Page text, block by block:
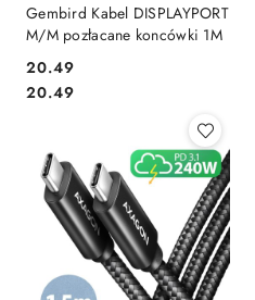
Gembird Kabel DISPLAYPORT
M/M pozłacane koncówki 1M
Cena:
20.49
Cena:
20.49